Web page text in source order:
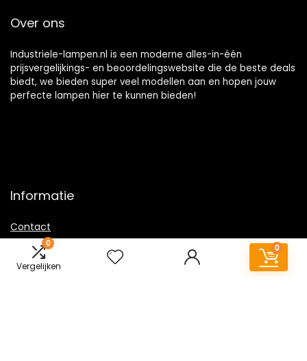
0
Vergelijken
0
Over ons
Industriele-lampen.nl is een moderne alles-in-één
prijsvergelijkings- en beoordelingswebsite die de beste deals
biedt, we bieden super veel modellen aan en hopen jouw
perfecte lampen hier te kunnen bieden!
Informatie
Contact
Klantenservice
Over ons